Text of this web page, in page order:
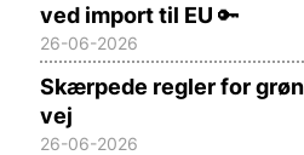
ved import til EU 🔑
26-06-2026
Skærpede regler for
vej
26-06-2026